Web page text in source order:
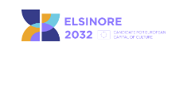
Skip